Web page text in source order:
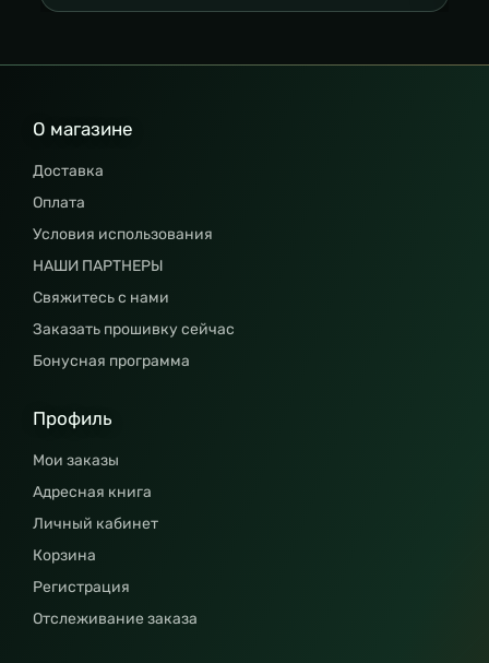
О магазине
Доставка
Оплата
Условия использования
НАШИ ПАРТНЕРЫ
Свяжитесь с нами
Заказать прошивку сейчас
Бонусная программа
Профиль
Мои заказы
Адресная книга
Личный кабинет
Корзина
Регистрация
Отслеживание заказа